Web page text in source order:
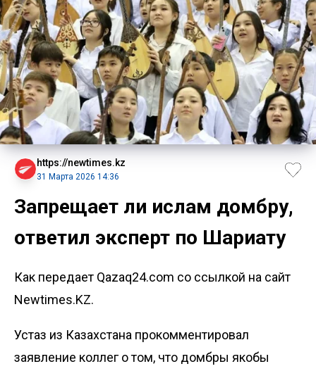
https://newtimes.kz
31 Марта 2026 14:36
Запрещает ли ислам домбру,
ответил эксперт по Шариату
Как передает Qazaq24.com со ссылкой на сайт
Newtimes.KZ.
Устаз из Казахстана прокомментировал
заявление коллег о том, что домбры якобы